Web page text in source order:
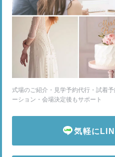
式場のご紹介・見学予約代行・試着
ーション・会場決定後もサポート
気軽に